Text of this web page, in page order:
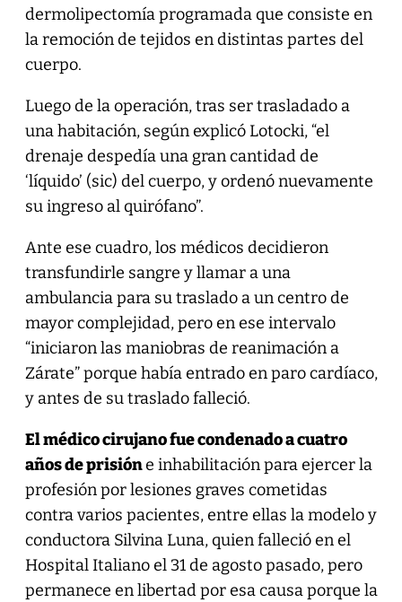
dermolipectomía programada que consiste en
la remoción de tejidos en distintas partes del
cuerpo.
Luego de la operación, tras ser trasladado a
una habitación, según explicó Lotocki, “el
drenaje despedía una gran cantidad de
‘líquido’ (sic) del cuerpo, y ordenó nuevamente
su ingreso al quirófano”.
Ante ese cuadro, los médicos decidieron
transfundirle sangre y llamar a una
ambulancia para su traslado a un centro de
mayor complejidad, pero en ese intervalo
“iniciaron las maniobras de reanimación a
Zárate” porque había entrado en paro cardíaco,
y antes de su traslado falleció.
El médico cirujano fue condenado a cuatro
años de prisióne inhabilitación para ejercer la
profesión por lesiones graves cometidas
contra varios pacientes, entre ellas la modelo y
conductora Silvina Luna, quien falleció en el
Hospital Italiano el 31 de agosto pasado, pero
permanece en libertad por esa causa porque la